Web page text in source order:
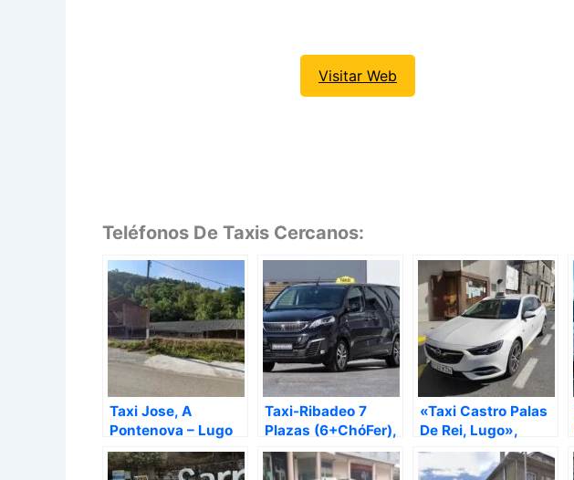
Visitar Web
Teléfonos De Taxis Cercanos:
Taxi Jose, A
Pontenova – Lugo
Taxi-Ribadeo 7
Plazas (6+ChóFer),
Ribadeo – Lugo
«Taxi Castro Palas
De Rei, Lugo»,
Palas de Rey – Lugo